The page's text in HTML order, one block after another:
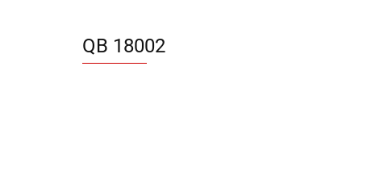
QB 18002